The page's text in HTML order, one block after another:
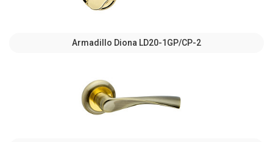
Armadillo Diona LD20-1GP/CP-2